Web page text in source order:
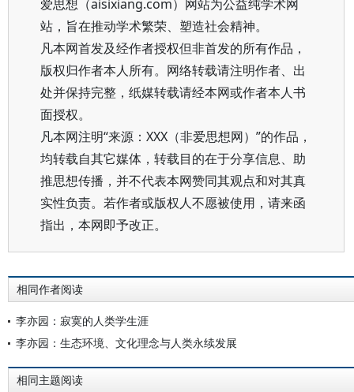
爱思想（aisixiang.com）网站为公益纯学术网
站，旨在推动学术繁荣、塑造社会精神。
凡本网首发及经作者授权但非首发的所有作品，
版权归作者本人所有。网络转载请注明作者、出
处并保持完整，纸媒转载请经本网或作者本人书
面授权。
凡本网注明“来源：XXX（非爱思想网）”的作品，
均转载自其它媒体，转载目的在于分享信息、助
推思想传播，并不代表本网赞同其观点和对其真
实性负责。若作者或版权人不愿被使用，请来函
指出，本网即予改正。
相同作者阅读
李亦园：寂寞的人类学生涯
李亦园：生态环境、文化理念与人类永续发展
相同主题阅读